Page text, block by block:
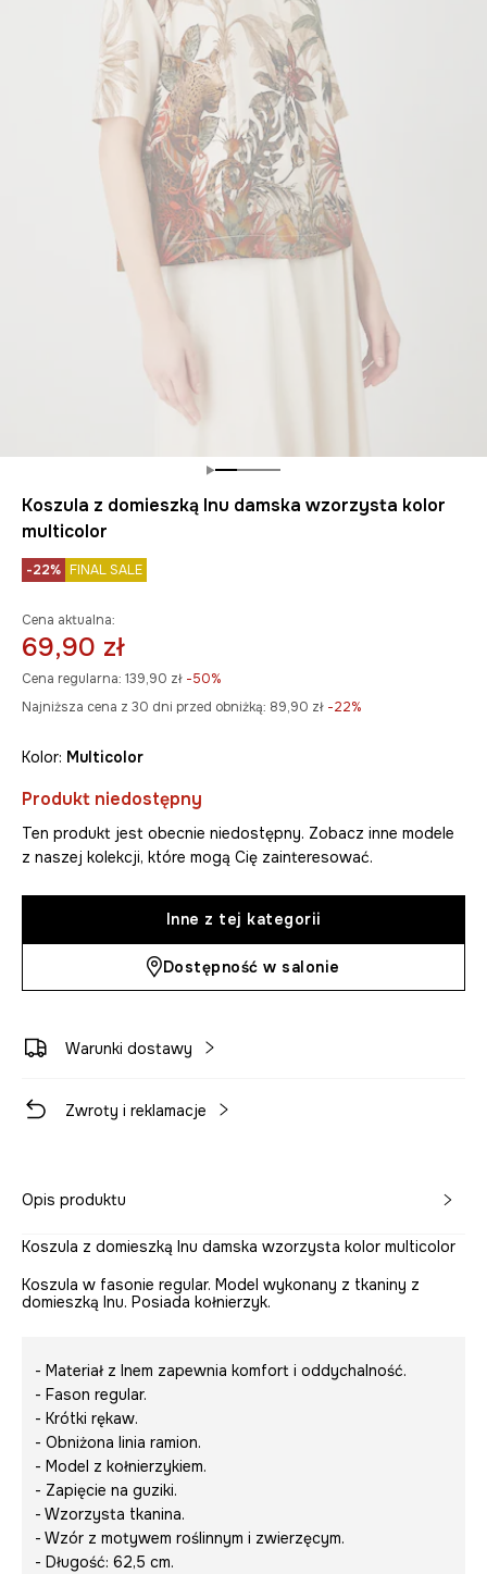
Koszula z domieszką lnu damska wzorzysta kolor
multicolor
-22% FINAL SALE
Cena aktualna:
69,90 zł
Cena regularna: 139,90 zł -50%
Najniższa cena z 30 dni przed obniżką: 89,90 zł -22%
Kolor: multicolor
Produkt niedostępny
Ten produkt jest obecnie niedostępny. Zobacz inne modele
z naszej kolekcji, które mogą Cię zainteresować.
Inne z tej kategorii
Dostępność w salonie
Warunki dostawy
Zwroty i reklamacje
Opis produktu
Koszula z domieszką lnu damska wzorzysta kolor multicolor
Koszula w fasonie regular. Model wykonany z tkaniny z
domieszką lnu. Posiada kołnierzyk.
- Materiał z lnem zapewnia komfort i oddychalność.
- Fason regular.
- Krótki rękaw.
- Obniżona linia ramion.
- Model z kołnierzykiem.
- Zapięcie na guziki.
- Wzorzysta tkanina.
- Wzór z motywem roślinnym i zwierzęcym.
- Długość: 62,5 cm.